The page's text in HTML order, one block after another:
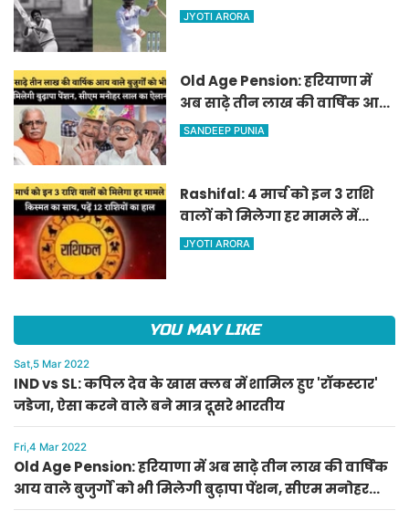
जडेजा, ऐसा करने वाले बने मात्र
JYOTI ARORA
Old Age Pension: हरियाणा में
अब साढ़े तीन लाख की वार्षिक आय
वाले बुजुर्गों को भी मिलेगी बुढ़ापा
SANDEEP PUNIA
Rashifal: 4 मार्च को इन 3 राशि
वालों को मिलेगा हर मामले में
किस्मत का साथ, पढ़ें 12 राशियों का
JYOTI ARORA
YOU MAY LIKE
Sat,5 Mar 2022
IND vs SL: कपिल देव के खास क्लब में शामिल हुए 'रॉकस्टार'
जडेजा, ऐसा करने वाले बने मात्र दूसरे भारतीय
Fri,4 Mar 2022
Old Age Pension: हरियाणा में अब साढ़े तीन लाख की वार्षिक
आय वाले बुजुर्गों को भी मिलेगी बुढ़ापा पेंशन, सीएम मनोहर
लाल का ऐलान